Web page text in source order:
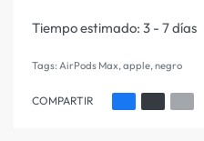
Tiempo estimado: 3 - 7 días
Tags: AirPods Max,apple,negro
COMPARTIR